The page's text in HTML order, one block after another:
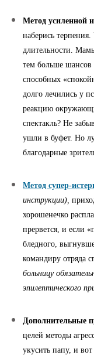
Метод усиленной
наберись
длительности.
тем больше шансов
способных
долго лечились у
реакцию
спектакль? Не
ушли в буфет. Но
благодарные
Метод супер-
инструкции),
хорошенечко
прервется, и если
бледного,
командиру отряда
больницу
эпилептического
Дополнительные
целей методы
укусить папу, и